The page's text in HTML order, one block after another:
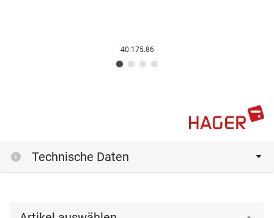
40.175.86
Technische Daten